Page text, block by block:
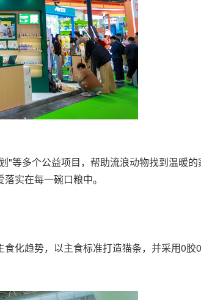
等多个公益项目，帮助流浪动物找到温暖
实在每一碗口粮中。
化趋势，以主食标准打造猫条，并采用0胶